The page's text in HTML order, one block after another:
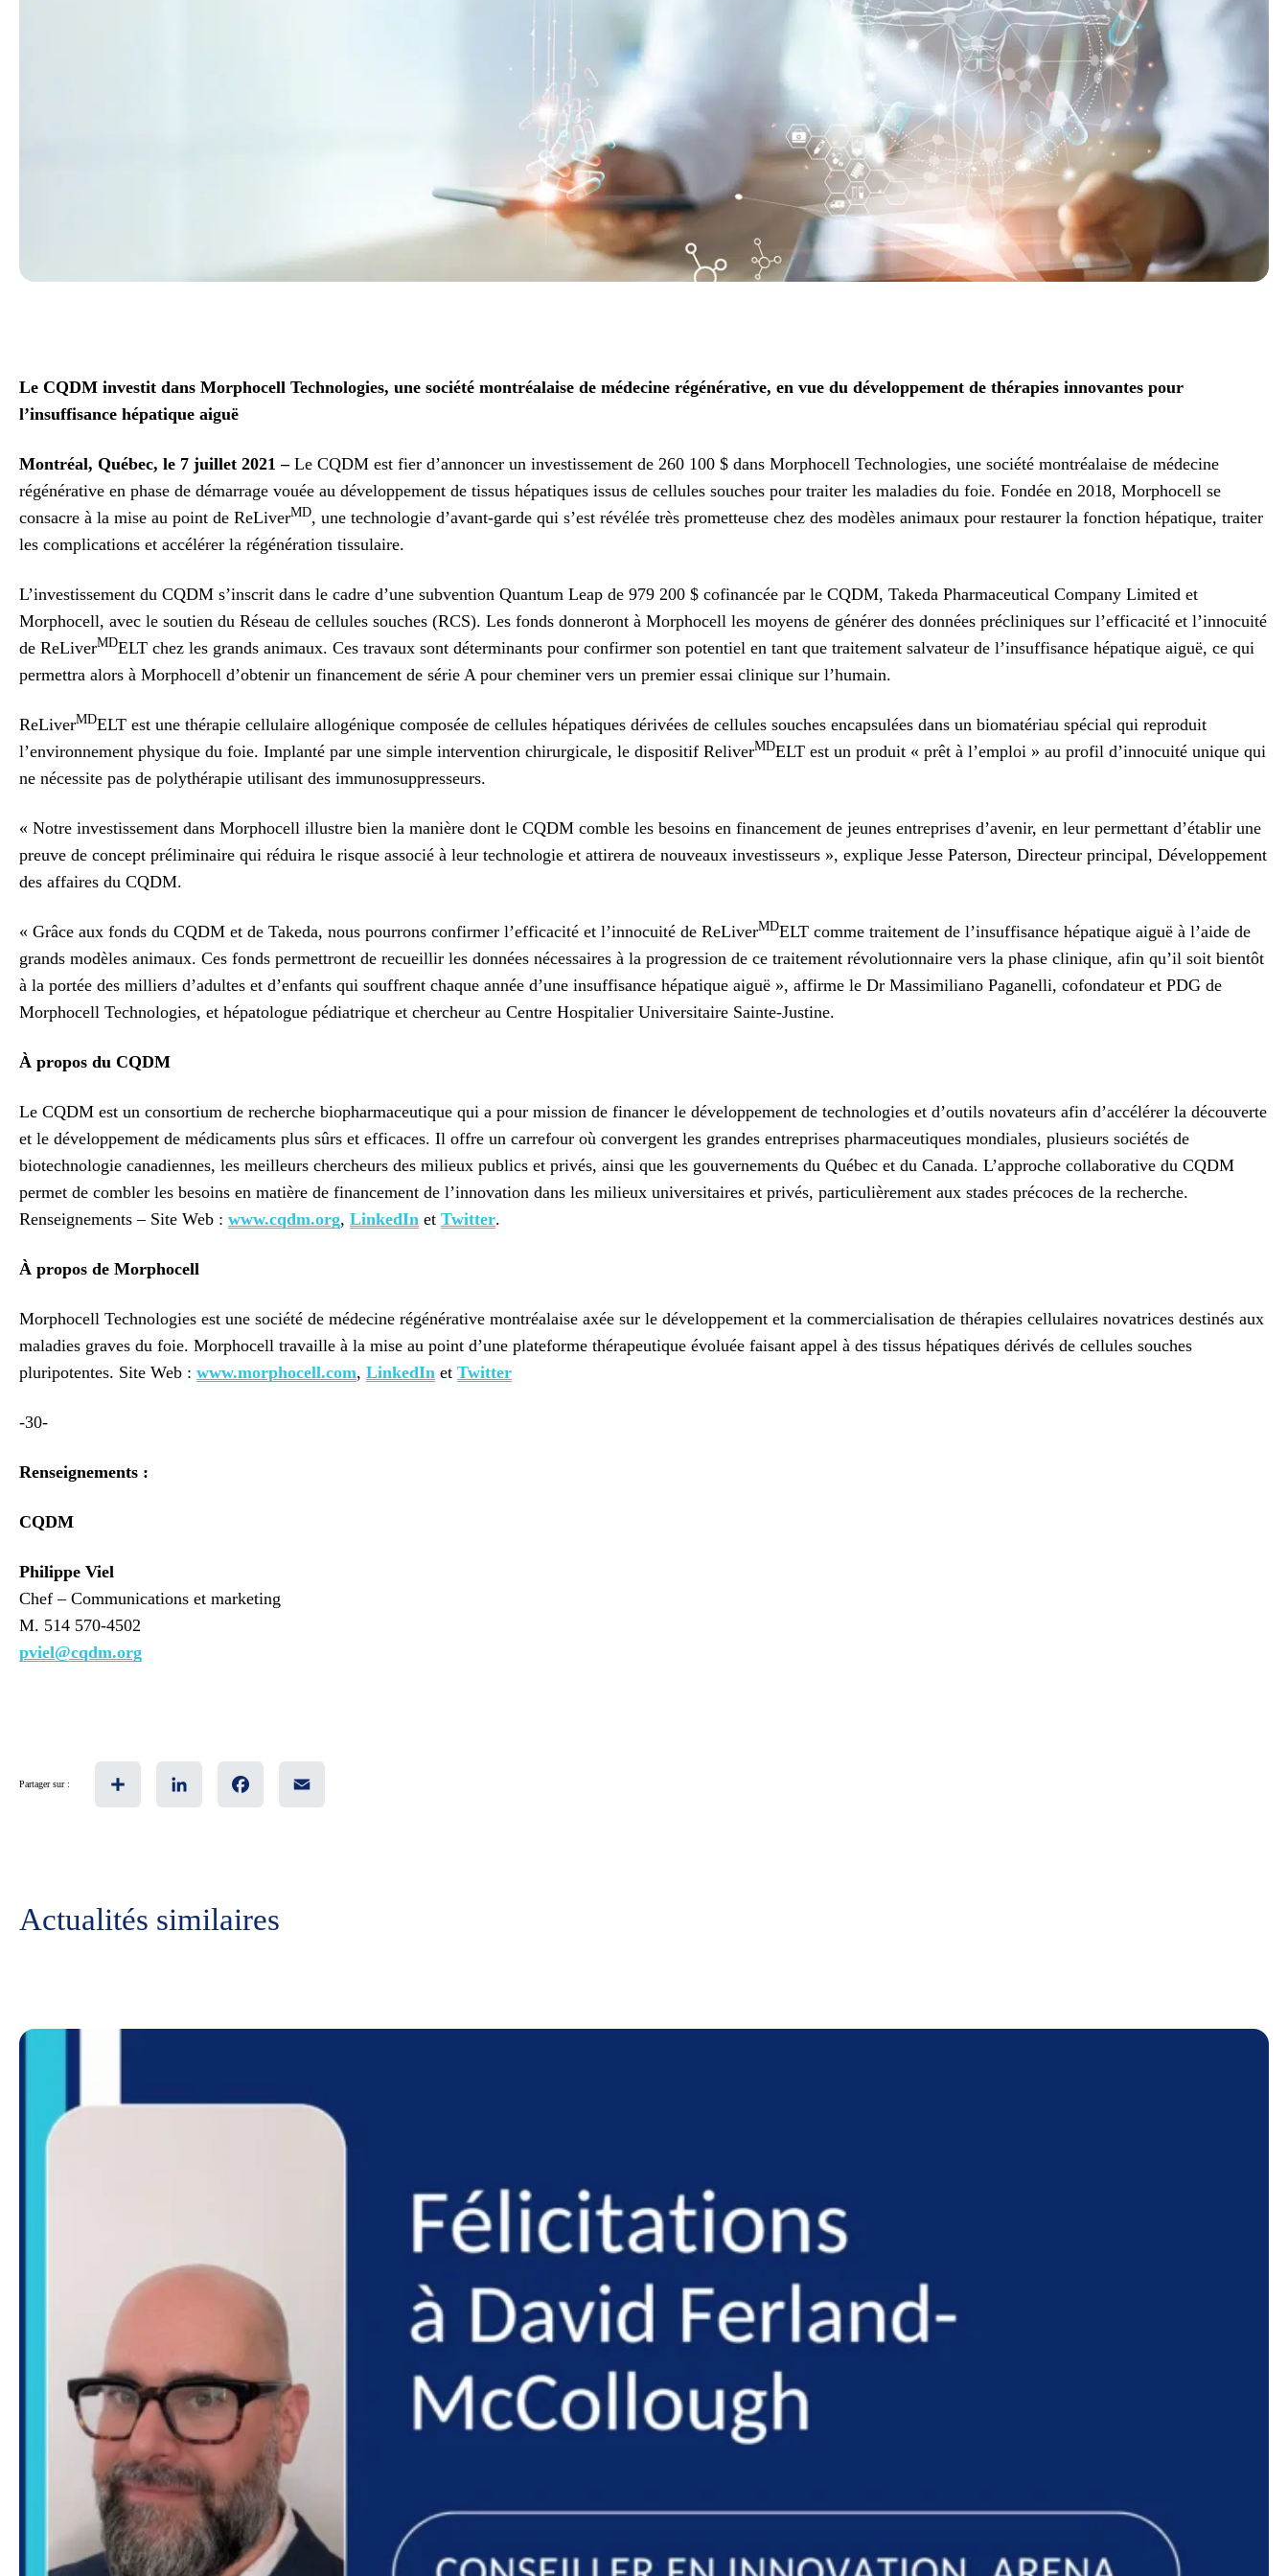
Le CQDM investit dans Morphocell Technologies, une société montréalaise de médecine régénérative, en vue du développement de thérapies innovantes pour
l’insuffisance hépatique aiguë
Montréal, Québec, le 7 juillet 2021 –Le CQDM est fier d’annoncer un investissement de 260 100 $ dans Morphocell Technologies, une société montréalaise de médecine
régénérative en phase de démarrage vouée au développement de tissus hépatiques issus de cellules souches pour traiter les maladies du foie. Fondée en 2018, Morphocell se
consacre à la mise au point de ReLiverMD, une technologie d’avant-garde qui s’est révélée très prometteuse chez des modèles animaux pour restaurer la fonction hépatique, traiter
les complications et accélérer la régénération tissulaire.
L’investissement du CQDM s’inscrit dans le cadre d’une subvention Quantum Leap de 979 200 $ cofinancée par le CQDM, Takeda Pharmaceutical Company Limited et
Morphocell, avec le soutien du Réseau de cellules souches (RCS). Les fonds donneront à Morphocell les moyens de générer des données précliniques sur l’efficacité et l’innocuité
de ReLiverMDELT chez les grands animaux. Ces travaux sont déterminants pour confirmer son potentiel en tant que traitement salvateur de l’insuffisance hépatique aiguë, ce qui
permettra alors à Morphocell d’obtenir un financement de série A pour cheminer vers un premier essai clinique sur l’humain.
ReLiverMDELT est une thérapie cellulaire allogénique composée de cellules hépatiques dérivées de cellules souches encapsulées dans un biomatériau spécial qui reproduit
l’environnement physique du foie. Implanté par une simple intervention chirurgicale, le dispositif ReliverMDELT est un produit « prêt à l’emploi » au profil d’innocuité unique qui
ne nécessite pas de polythérapie utilisant des immunosuppresseurs.
« Notre investissement dans Morphocell illustre bien la manière dont le CQDM comble les besoins en financement de jeunes entreprises d’avenir, en leur permettant d’établir une
preuve de concept préliminaire qui réduira le risque associé à leur technologie et attirera de nouveaux investisseurs », explique Jesse Paterson, Directeur principal, Développement
des affaires du CQDM.
« Grâce aux fonds du CQDM et de Takeda, nous pourrons confirmer l’efficacité et l’innocuité de ReLiverMDELT comme traitement de l’insuffisance hépatique aiguë à l’aide de
grands modèles animaux. Ces fonds permettront de recueillir les données nécessaires à la progression de ce traitement révolutionnaire vers la phase clinique, afin qu’il soit bientôt
à la portée des milliers d’adultes et d’enfants qui souffrent chaque année d’une insuffisance hépatique aiguë », affirme le Dr Massimiliano Paganelli, cofondateur et PDG de
Morphocell Technologies, et hépatologue pédiatrique et chercheur au Centre Hospitalier Universitaire Sainte-Justine.
À propos du CQDM
Le CQDM est un consortium de recherche biopharmaceutique qui a pour mission de financer le développement de technologies et d’outils novateurs afin d’accélérer la découverte
et le développement de médicaments plus sûrs et efficaces. Il offre un carrefour où convergent les grandes entreprises pharmaceutiques mondiales, plusieurs sociétés de
biotechnologie canadiennes, les meilleurs chercheurs des milieux publics et privés, ainsi que les gouvernements du Québec et du Canada. L’approche collaborative du CQDM
permet de combler les besoins en matière de financement de l’innovation dans les milieux universitaires et privés, particulièrement aux stades précoces de la recherche.
Renseignements – Site Web : www.cqdm.org, LinkedIn et Twitter.
À propos de Morphocell
Morphocell Technologies est une société de médecine régénérative montréalaise axée sur le développement et la commercialisation de thérapies cellulaires novatrices destinés aux
maladies graves du foie. Morphocell travaille à la mise au point d’une plateforme thérapeutique évoluée faisant appel à des tissus hépatiques dérivés de cellules souches
pluripotentes. Site Web : www.morphocell.com, LinkedIn et Twitter
-30-
Renseignements :
CQDM
Philippe Viel
Chef – Communications et marketing
M. 514 570-4502
pviel@cqdm.org
Partager sur :
Actualités similaires